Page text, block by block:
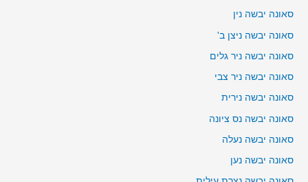
סאונה יבשה נין
סאונה יבשה ניצן ב'
סאונה יבשה ניר גלים
סאונה יבשה ניר צבי
סאונה יבשה נירית
סאונה יבשה נס ציונה
סאונה יבשה נעלה
סאונה יבשה נען